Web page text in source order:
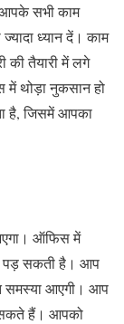
सभी काम
ध्यान दें। काम
की तैयारी में लगे
में थोड़ा नुकसान हो
है, जिसमें आपका
ऑफिस में
पड़ सकती है। आप
समस्या आएगी। आप
हैं। आपको